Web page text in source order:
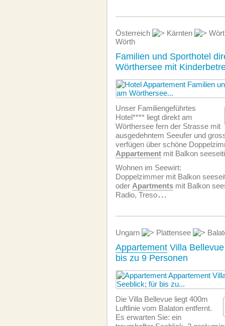
Österreich Kärnten
Wörth
Familien und Sporthotel
Wörthersee mit
Unser Familiengeführtes
Hotel**** liegt direkt am
Wörthersee fern der Strasse mit
ausgedehntem Seeufer und
verfügen über schöne
Appartement mit Balkon
Wohnen im Seewirt:
Doppelzimmer mit Balkon
oder Apartments mit Balkon
Radio, Treso...
Ungarn Plattensee
Appartement Villa
bis zu 9 Personen
Die Villa Bellevue liegt 400m
Luftlinie vom Balaton entfernt.
Es erwarten Sie: ein